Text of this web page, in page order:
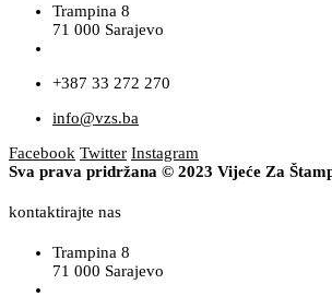
Trampina 8
71 000 Sarajevo
+387 33 272 270
info@vzs.ba
Facebook Twitter Instagram
Sva prava pridržana © 2023 Vijeće Za
kontaktirajte nas
Trampina 8
71 000 Sarajevo